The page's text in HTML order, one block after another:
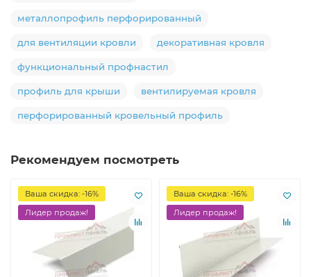
металлопрофиль перфорированный
для вентиляции кровли декоративная кровля
функциональный профнастил
профиль для крыши вентилируемая кровля
перфорированный кровельный профиль
Рекомендуем посмотреть
Ваша скидка: -16%
Лидер продаж!
Ваша скидка: -16%
Лидер продаж!